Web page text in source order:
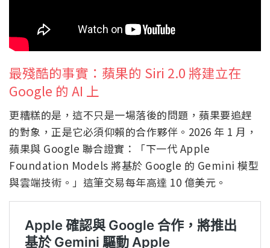
最殘酷的事實：蘋果的 Siri 2.0 將建立在
Google 的 AI 上
更糟糕的是，這不只是一場落後的問題，蘋果要追趕
的對象，正是它必須仰賴的合作夥伴。2026 年 1 月，
蘋果與 Google 聯合證實：「下一代 Apple
Foundation Models 將基於 Google 的 Gemini 模型
與雲端技術。」這筆交易每年高達 10 億美元。